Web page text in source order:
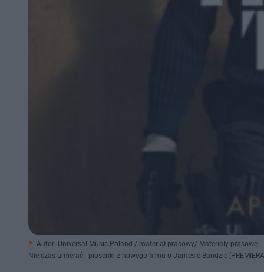
Autor: Universal Music Poland / materiał prasowy/ Materiały prasowe
Nie czas umierać - piosenki z nowego filmu o Jamesie Bondzie [PREMIERA]